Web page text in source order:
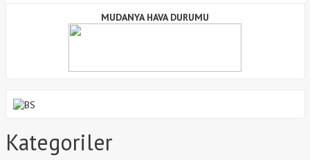
MUDANYA HAVA DURUMU
Kategoriler